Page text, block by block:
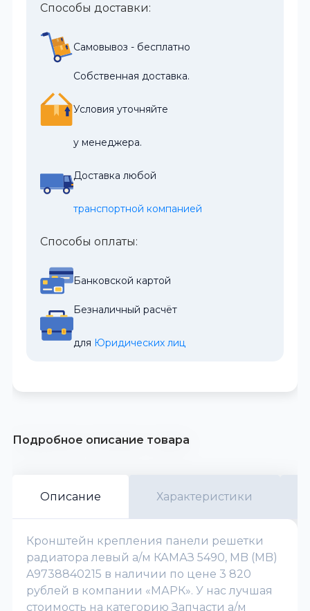
Способы доставки:
Самовывоз - бесплатно
Собственная доставка.
Условия уточняйте
у менеджера.
Доставка любой
транспортной компанией
Способы оплаты:
Банковской картой
Безналичный расчёт
для Юридических лиц
Подробное описание товара
Описание Характеристики
Кронштейн крепления панели решетки
радиатора левый а/м КАМАЗ 5490, MB (MB)
A9738840215 в наличии по цене 3 820
рублей в компании «МАРК». У нас лучшая
стоимость на категорию Запчасти а/м